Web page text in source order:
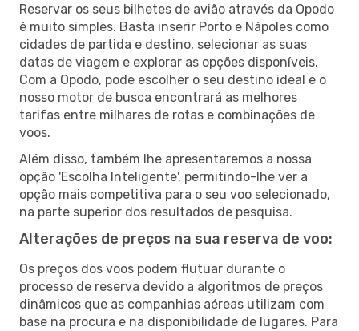
Reservar os seus bilhetes de avião através da Opodo
é muito simples. Basta inserir Porto e Nápoles como
cidades de partida e destino, selecionar as suas
datas de viagem e explorar as opções disponíveis.
Com a Opodo, pode escolher o seu destino ideal e o
nosso motor de busca encontrará as melhores
tarifas entre milhares de rotas e combinações de
voos.
Além disso, também lhe apresentaremos a nossa
opção 'Escolha Inteligente', permitindo-lhe ver a
opção mais competitiva para o seu voo selecionado,
na parte superior dos resultados de pesquisa.
Alterações de preços na sua reserva de voo:
Os preços dos voos podem flutuar durante o
processo de reserva devido a algoritmos de preços
dinâmicos que as companhias aéreas utilizam com
base na procura e na disponibilidade de lugares. Para